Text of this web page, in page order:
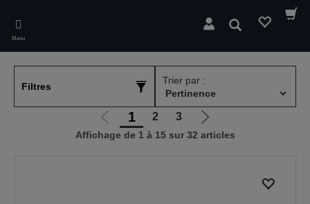
main
content
Menu
Rechercher
Filtres
Trier par :
Aller
à
1 2 3
Aller
à
Affichage de 1 à 15 sur 32 articles